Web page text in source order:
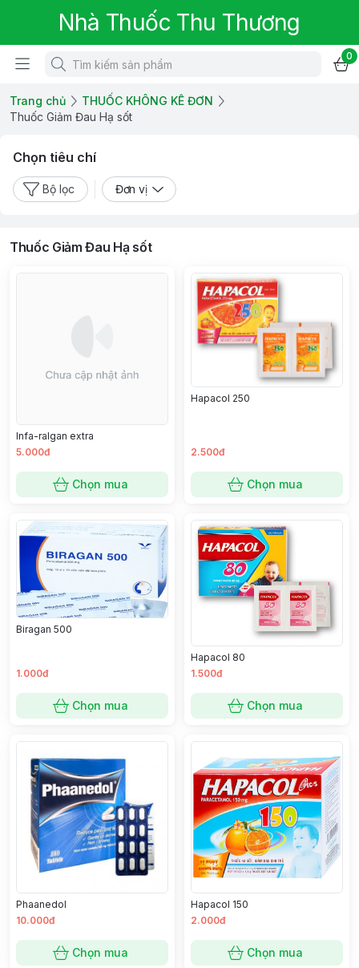
Nhà Thuốc Thu Thương
0
Trang chủ
THUỐC KHÔNG KÊ ĐƠN
Thuốc Giảm Đau Hạ sốt
Chọn tiêu chí
Bộ lọc Đơn vị
Thuốc Giảm Đau Hạ sốt
Infa-ralgan extra
5.000đ
Chọn mua
Hapacol 250
2.500đ
Chọn mua
Biragan 500
1.000đ
Chọn mua
Hapacol 80
1.500đ
Chọn mua
Phaanedol
10.000đ
Chọn mua
Hapacol 150
2.000đ
Chọn mua